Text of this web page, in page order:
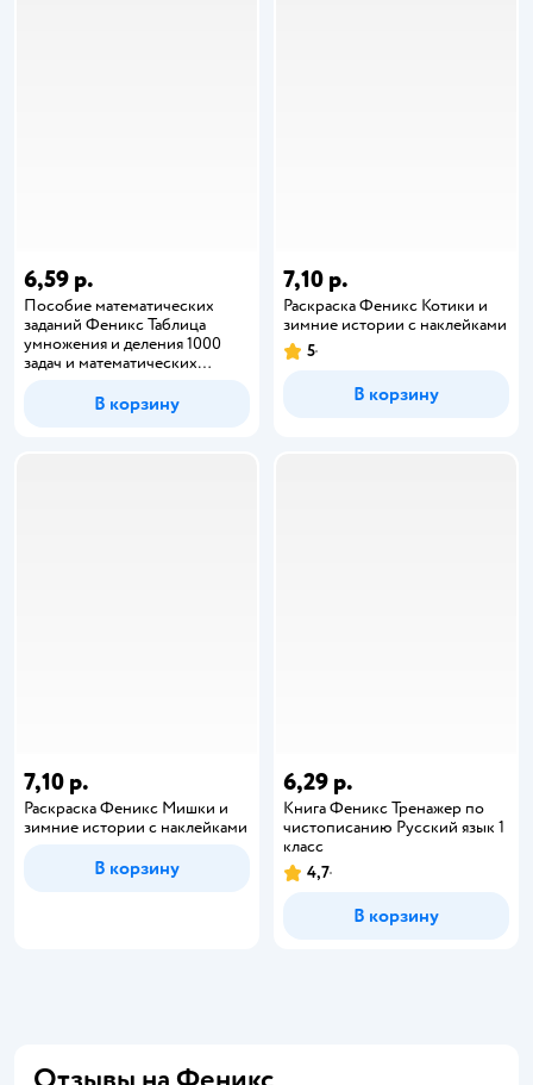
6,59 р.
Пособие математических
заданий Феникс Таблица
умножения и деления 1000
задач и математических
В корзину
7,10 р.
Раскраска Феникс Котики и
зимние истории с наклейками
5
В корзину
7,10 р.
Раскраска Феникс Мишки и
зимние истории с наклейками
В корзину
6,29 р.
Книга Феникс Тренажер по
чистописанию Русский язык 1
класс
4,7
В корзину